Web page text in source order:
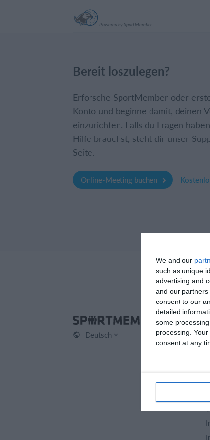
We and our
such as unique
advertising and
and our partners
consent to our
detailed
some
processing.
consent at any
Powered by SportMember
Bereit loszulegen?
Erforsche SportMember oder
Konto und beginne damit, deinen
einzurichten. Falls du Fragen
Hilfe brauchst, steht dir unser
Seite.
Online-Meeting buchen
Deutsch